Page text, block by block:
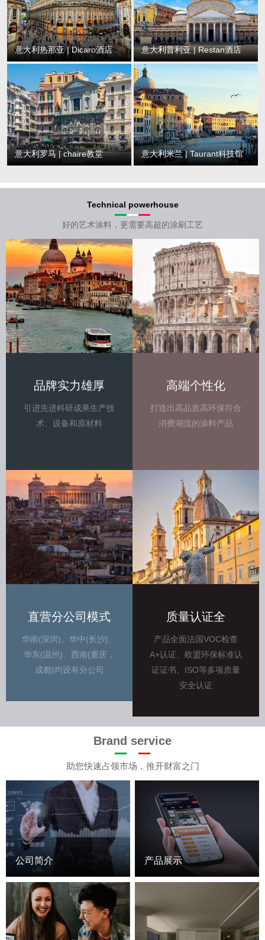
意大利热那亚 | Dicaro酒店 意大利普利亚 | Restan酒店
意大利罗马 | chaire教堂 意大利米兰 | Taurant科技馆
Technical powerhouse
好的艺术涂料，更需要高超的涂刷工艺
品牌实力雄厚
引进先进科研成果生产技
术、设备和原材料
高端个性化
打造出高品质高环保符合
消费潮流的涂料产品
直营分公司模式
华南(深圳)、华中(长沙)、
华东(温州)、西南(重庆，
成都)均设有分公司
质量认证全
产品全面法国VOC检查
A+认证、欧盟环保标准认
证证书、ISO等多项质量
安全认证
Brand service
助您快速占领市场，推开财富之门
公司简介 产品展示